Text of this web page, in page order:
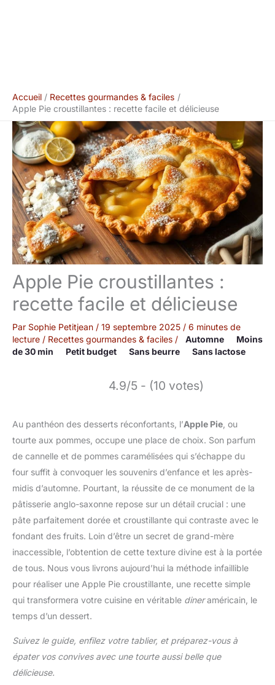
Accueil
Recettes gourmandes & faciles
Apple Pie croustillantes : recette facile et délicieuse
Apple Pie croustillantes :
recette facile et délicieuse
Par Sophie Petitjean / 19 septembre 2025 / 6 minutes de
lecture / Recettes gourmandes & faciles / Automne
Moins
de 30 min
Petit budget Sans beurre Sans lactose
4.9/5 - (10 votes)
Au panthéon des desserts réconfortants, l’Apple Pie , ou
tourte aux pommes, occupe une place de choix. Son parfum
de cannelle et de pommes caramélisées qui s’échappe du
four suffit à convoquer les souvenirs d’enfance et les après-
midis d’automne. Pourtant, la réussite de ce monument de la
pâtisserie anglo-saxonne repose sur un détail crucial : une
pâte parfaitement dorée et croustillante qui contraste avec le
fondant des fruits. Loin d’être un secret de grand-mère
inaccessible, l’obtention de cette texture divine est à la portée
de tous. Nous vous livrons aujourd’hui la méthode infaillible
pour réaliser une Apple Pie croustillante, une recette simple
qui transformera votre cuisine en véritable dineraméricain, le
temps d’un dessert.
Suivez le guide, enfilez votre tablier, et préparez-vous à
épater vos convives avec une tourte aussi belle que
délicieuse.